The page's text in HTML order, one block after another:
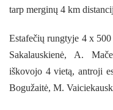
tarp merginų 4 km
Estafečių rungtyje 4 x
Sakalauskienė, A.
iškovojo 4 vietą, antroji
Bogužaitė, M.